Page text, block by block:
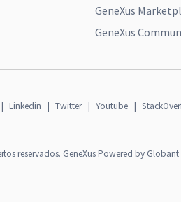
GeneXus
GeneXus
| Linkedin | Twitter | Youtube |
reservados. GeneXus Powered by Globant